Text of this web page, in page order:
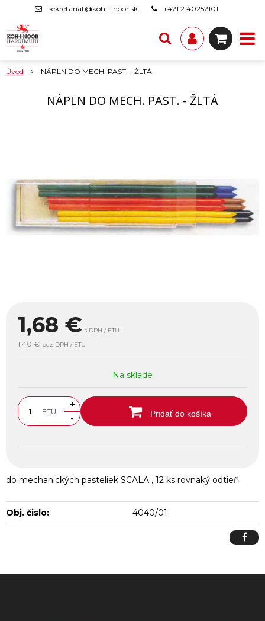
sekretariat@koh-i-noor.sk +421 2 40252101
Úvod NÁPLN DO MECH. PAST. - ŽLTÁ
NÁPLN DO MECH. PAST. - ŽLTÁ
1,68 € s DPH / ETU
1,40 € bez DPH / ETU
Na sklade
ETU
+
-
Pridať do košíka
do mechanických pasteliek SCALA , 12 ks rovnaký odtieň
Obj. čislo: 4040/01